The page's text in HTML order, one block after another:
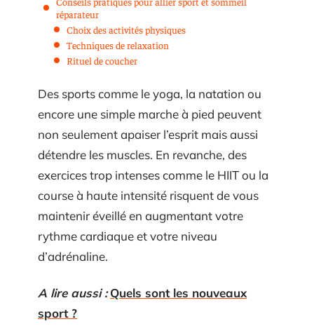
réparateur
Choix des activités physiques
Techniques de relaxation
Rituel de coucher
Des sports comme le yoga, la natation ou
encore une simple marche à pied peuvent
non seulement apaiser l’esprit mais aussi
détendre les muscles. En revanche, des
exercices trop intenses comme le HIIT ou la
course à haute intensité risquent de vous
maintenir éveillé en augmentant votre
rythme cardiaque et votre niveau
d’adrénaline.
A lire aussi : Quels sont les nouveaux
sport ?